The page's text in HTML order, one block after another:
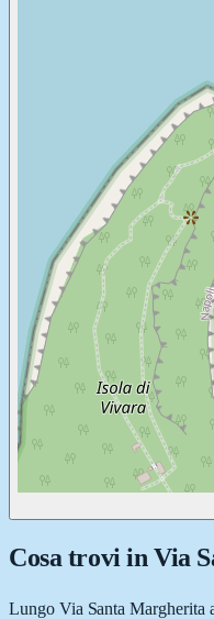
Cosa trovi in Via
Lungo Via Santa Margherita